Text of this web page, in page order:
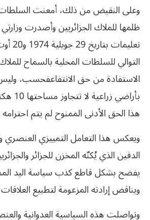
وعلى النقيض من ذلك، أمعنت
ظلمها للملاك الجزائريين وأصدرت وزارتي
التوالي للسلطات المحلية بالسماح
الاستفادة من حق الانتفاعفحسب،
هذا الحق الأدنى الممنوح لم يتم
ويعكس هذا التعامل التمييزي العنصري
الدفين الذي يُكنّه المخزن للجزائر
يفضح بشكل قاطع كذب سياسة اليد
ويناقض إرادته المزعومة لتطبيع
وتواصلت هذه السياسية العدوانية